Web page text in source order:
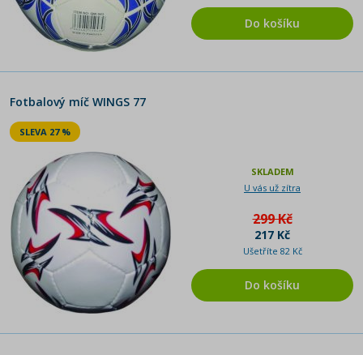
Do košíku
Fotbalový míč WINGS 77
SLEVA 27 %
SKLADEM
U vás už zítra
299 Kč
217 Kč
Ušetříte 82 Kč
Do košíku